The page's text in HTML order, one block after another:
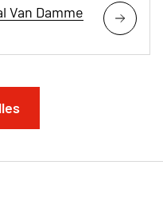
Van Damme